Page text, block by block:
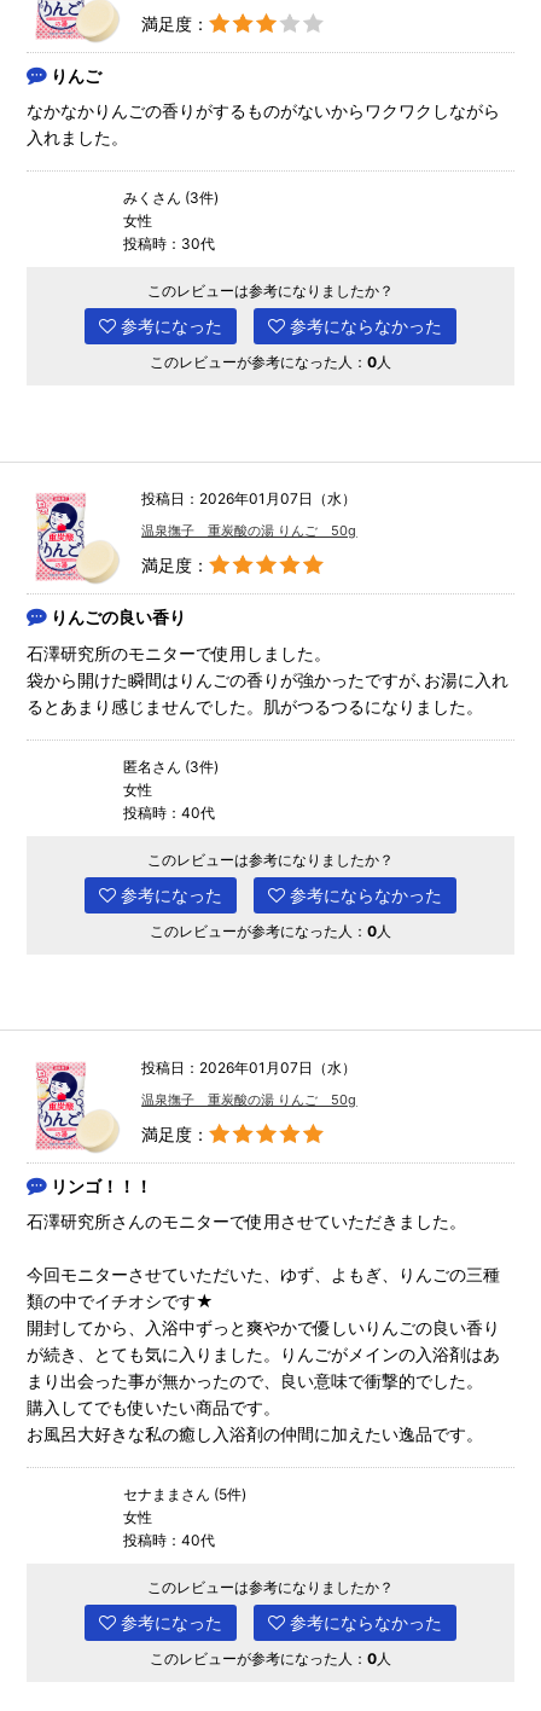
満足度：
りんご
なかなかりんごの香りがするものがないからワクワクしながら
入れました。
みくさん (3件)
女性
投稿時：30代
このレビューは参考になりましたか？
参考になった 参考にならなかった
このレビューが参考になった人： 0人
投稿日：2026年01月07日（水）
温泉撫子 重炭酸の湯 りんご 50g
満足度：
りんごの良い香り
石澤研究所のモニターで使用しました。
袋から開けた瞬間はりんごの香りが強かったですが､お湯に入れ
るとあまり感じませんでした。肌がつるつるになりました。
匿名さん (3件)
女性
投稿時：40代
このレビューは参考になりましたか？
参考になった 参考にならなかった
このレビューが参考になった人： 0 人
投稿日：2026年01月07日（水）
温泉撫子 重炭酸の湯 りんご 50g
満足度：
リンゴ！！！
石澤研究所さんのモニターで使用させていただきました。
今回モニターさせていただいた、ゆず、よもぎ、りんごの三種
類の中でイチオシです★
開封してから、入浴中ずっと爽やかで優しいりんごの良い香り
が続き、とても気に入りました。りんごがメインの入浴剤はあ
まり出会った事が無かったので、良い意味で衝撃的でした。
購入してでも使いたい商品です。
お風呂大好きな私の癒し入浴剤の仲間に加えたい逸品です。
セナままさん (5件)
女性
投稿時：40代
このレビューは参考になりましたか？
参考になった 参考にならなかった
このレビューが参考になった人： 0 人